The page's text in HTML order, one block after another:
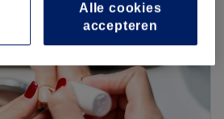
Alle cookies
accepteren